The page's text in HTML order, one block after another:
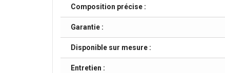
Composition précise :
Garantie :
Disponible sur mesure :
Entretien :